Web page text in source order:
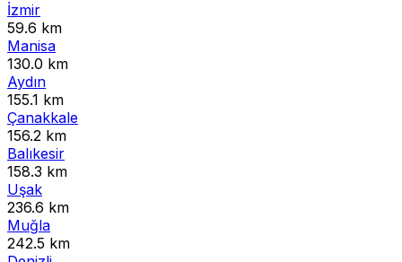
İzmir
59.6 km
Manisa
130.0 km
Aydın
155.1 km
Çanakkale
156.2 km
Balıkesir
158.3 km
Uşak
236.6 km
Muğla
242.5 km